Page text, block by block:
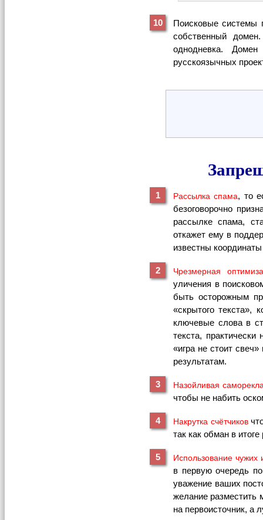
Поисковые системы
собственный
однодневка.
русскоязычных
Рассылка спама, то
безоговорочно
рассылке спама,
откажет ему в
известны
Чрезмерная
уличения в
быть осторожным
«скрытого текста»,
ключевые слова в
текста,
«игра не стоит
результатам.
Назойливая
чтобы не набить
Накрутка счётчиков
так как обман в
Использование чужих
в первую очередь
уважение ваших
желание разместить
на первоисточник, а